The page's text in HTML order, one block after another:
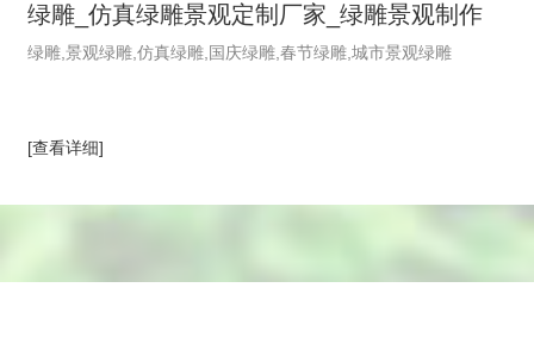
绿雕_仿真绿雕景观定制厂家_绿雕景观制作
_植物绿雕工艺品-绿饰界绿植厂家
绿雕,景观绿雕,仿真绿雕,国庆绿雕,春节绿雕,城市景观绿雕
[查看详细]